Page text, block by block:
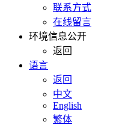
联系方式
在线留言
环境信息公开
返回
语言
返回
中文
English
繁体